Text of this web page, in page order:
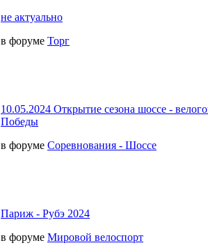
не актуально
в форуме Торг
10.05.2024 Открытие сезона шоссе -
Победы
в форуме Соревнования - Шоссе
Париж - Рубэ 2024
в форуме Мировой велоспорт